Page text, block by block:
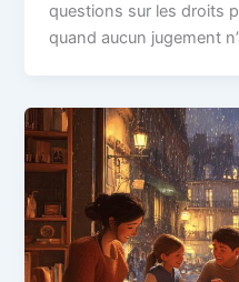
questions sur les droits
quand aucun jugement